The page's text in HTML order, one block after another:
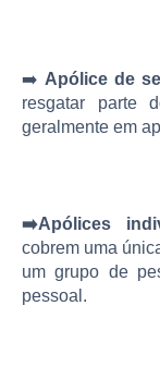
➡️ Apólice de
resgatar parte
geralmente em
➡️Apólices
cobrem uma
um grupo de
pessoal.